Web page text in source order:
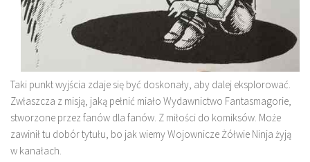
Taki punkt wyjścia zdaje się być doskonały, aby dalej eksplorować.
Zwłaszcza z misją, jaką pełnić miało Wydawnictwo Fantasmagorie,
stworzone przez fanów dla fanów. Z miłości do komiksów. Może
zawinił tu dobór tytułu, bo jak wiemy Wojownicze Żółwie Ninja żyją
w kanałach.